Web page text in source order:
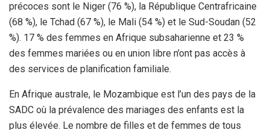
précoces sont le Niger (76 %), la République Centrafricaine
(68 %), le Tchad (67 %), le Mali (54 %) et le Sud-Soudan (52
%). 17 % des femmes en Afrique subsaharienne et 23 %
des femmes mariées ou en union libre n’ont pas accès à
des services de planification familiale.
En Afrique australe, le Mozambique est l’un des pays de la
SADC où la prévalence des mariages des enfants est la
plus élevée. Le nombre de filles et de femmes de tous